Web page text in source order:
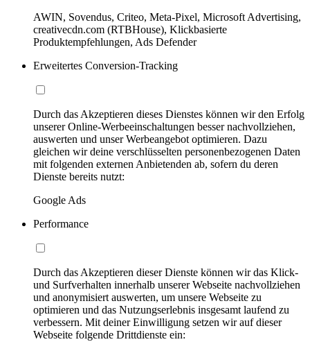
AWIN, Sovendus, Criteo, Meta-Pixel, Microsoft Advertising,
creativecdn.com (RTBHouse), Klickbasierte
Produktempfehlungen, Ads Defender
Erweitertes Conversion-Tracking
Durch das Akzeptieren dieses Dienstes können wir den Erfolg
unserer Online-Werbeeinschaltungen besser nachvollziehen,
auswerten und unser Werbeangebot optimieren. Dazu
gleichen wir deine verschlüsselten personenbezogenen Daten
mit folgenden externen Anbietenden ab, sofern du deren
Dienste bereits nutzt:
Google Ads
Performance
Durch das Akzeptieren dieser Dienste können wir das Klick-
und Surfverhalten innerhalb unserer Webseite nachvollziehen
und anonymisiert auswerten, um unsere Webseite zu
optimieren und das Nutzungserlebnis insgesamt laufend zu
verbessern. Mit deiner Einwilligung setzen wir auf dieser
Webseite folgende Drittdienste ein: